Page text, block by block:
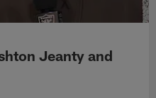
Jeanty and